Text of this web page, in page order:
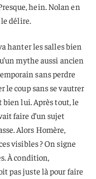
hein. Nolan en
le délire.
hanter les salles bien
mythe aussi ancien
sans perdre
le coup sans se vautrer
bien lui. Après tout, le
faire d’un sujet
Alors Homère,
visibles ? On signe
À condition,
pas juste là pour faire